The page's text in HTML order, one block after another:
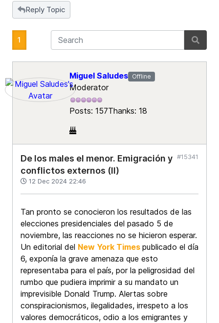
Reply Topic
1
Miguel Saludes Offline
Moderator
Posts: 157Thanks: 18
De los males el menor. Emigración y
conflictos externos (II)
12 Dec 2024 22:46
#15341
Tan pronto se conocieron los resultados de las
elecciones presidenciales del pasado 5 de
noviembre, las reacciones no se hicieron esperar.
Un editorial del New York Times publicado el día
6, exponía la grave amenaza que esto
representaba para el país, por la peligrosidad del
rumbo que pudiera imprimir a su mandato un
imprevisible Donald Trump. Alertas sobre
conspiracionismos, ilegalidades, irrespeto a los
valores democráticos, odio a los emigrantes y